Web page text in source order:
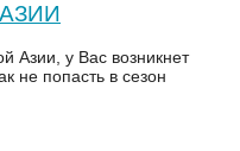
Азии, у Вас возникнет
не попасть в сезон